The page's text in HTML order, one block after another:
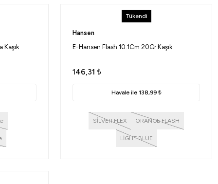
Kaşık
Tükendi
Hansen
E-Hansen Flash 10.1Cm 20Gr Kaşık
146,31 ₺
Havale ile 138,99 ₺
SİLVER FLEX ORANGE FLASH
LİGHT BLUE